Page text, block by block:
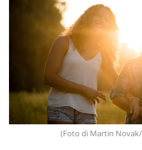
(Foto di Martin